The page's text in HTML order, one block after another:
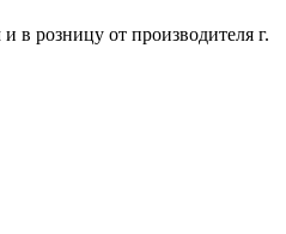
в розницу от производителя г.